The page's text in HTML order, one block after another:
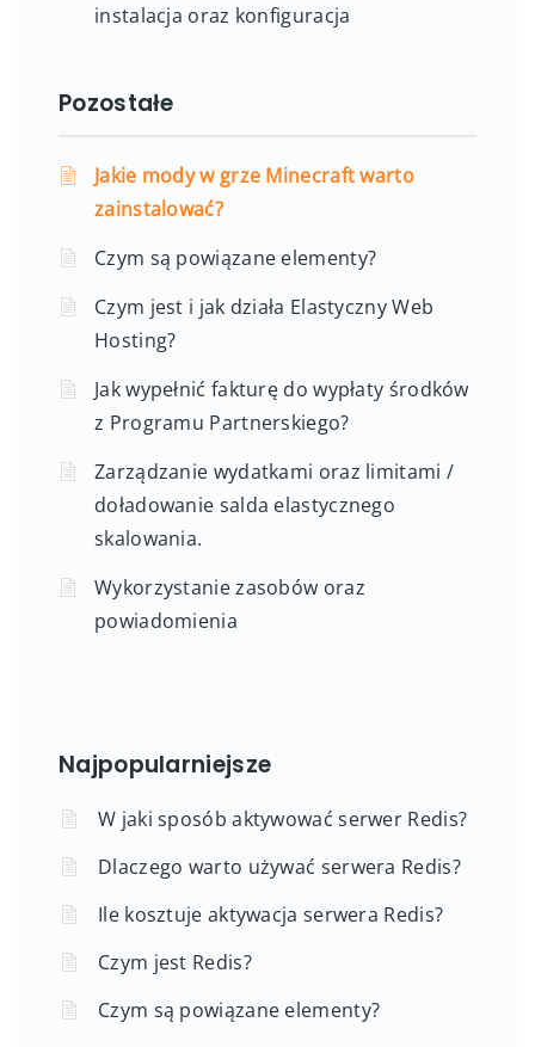
instalacja oraz konfiguracja
Pozostałe
Jakie mody w grze Minecraft warto
zainstalować?
Czym są powiązane elementy?
Czym jest i jak działa Elastyczny Web
Hosting?
Jak wypełnić fakturę do wypłaty środków
z Programu Partnerskiego?
Zarządzanie wydatkami oraz limitami /
doładowanie salda elastycznego
skalowania.
Wykorzystanie zasobów oraz
powiadomienia
Najpopularniejsze
W jaki sposób aktywować serwer Redis?
Dlaczego warto używać serwera Redis?
Ile kosztuje aktywacja serwera Redis?
Czym jest Redis?
Czym są powiązane elementy?